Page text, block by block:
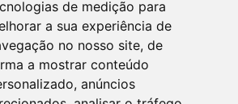
de medição para
a sua experiência de
no nosso site, de
a mostrar conteúdo
anúncios
Augusto de Aguiar, n.º 128, 1050-
025 800
autoridade.pt